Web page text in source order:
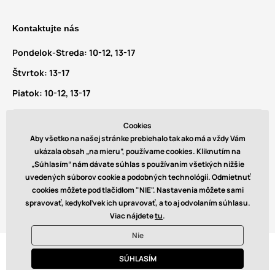
Kontaktujte nás
Pondelok-Streda: 10-12, 13-17
Štvrtok: 13-17
Piatok: 10-12, 13-17
Máte dotazy a návrhy?
info@glamadise.sk
Nájdete nás tiež na
© 2026 www.glamadise.sk. Technicky zaisťujeSimplia s.r.o.
€ - SK
Cookies
Aby všetko na našej stránke prebiehalo tak ako má a vždy Vám
ukázala obsah „na mieru”, používame cookies. Kliknutím na
„Súhlasím“ nám dávate súhlas s používaním všetkých nižšie
uvedených súborov cookie a podobných technológií. Odmietnuť
cookies môžete pod tlačidlom "NIE". Nastavenia môžete sami
spravovať, kedykoľvek ich upravovať, a to aj odvolaním súhlasu.
Viac nájdetetu.
Nie
SÚHLASÍM